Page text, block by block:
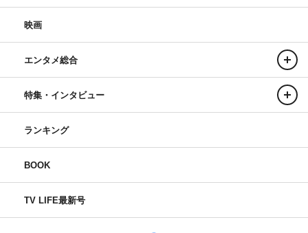
＃ババババンビ
池田メルダ
映画
エンタメ総合
特集・インタビュー
ランキング
BOOK
TV LIFE最新号